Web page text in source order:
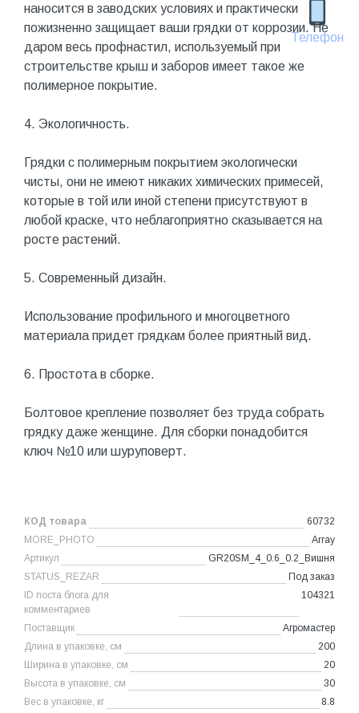
Телефон
наносится в заводских условиях и практически
пожизненно защищает ваши грядки от коррозии. Не
даром весь профнастил, используемый при
строительстве крыш и заборов имеет такое же
полимерное покрытие.
4. Экологичность.
Грядки с полимерным покрытием экологически
чисты, они не имеют никаких химических примесей,
которые в той или иной степени присутствуют в
любой краске, что неблагоприятно сказывается на
росте растений.
5. Современный дизайн.
Использование профильного и многоцветного
материала придет грядкам более приятный вид.
6. Простота в сборке.
Болтовое крепление позволяет без труда собрать
грядку даже женщине. Для сборки понадобится
ключ №10 или шуруповерт.
КОД товара
60732
MORE_PHOTO
Array
Артикул
GR20SM_4_0.6_0.2_Вишня
STATUS_REZAR
Под заказ
ID поста блога для
комментариев
104321
Поставщик
Агромастер
Длина в упаковке, см
200
Ширина в упаковке, см
20
Высота в упаковке, см
30
Вес в упаковке, кг
8.8